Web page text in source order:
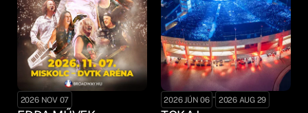
2026 NOV 07 2026 JÚN 06 - 2026 AUG 29